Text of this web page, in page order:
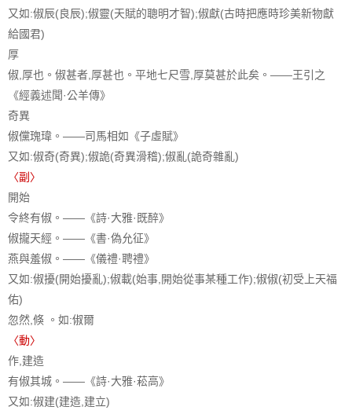
又如:俶辰(良辰);俶靈(天賦的聰明才智);俶獻(古時把應時珍美新物獻
給國君)
厚
俶,厚也。俶甚者,厚甚也。平地七尺雪,厚莫甚於此矣。——王引之
《經義述聞·公羊傳》
奇異
俶儻瑰瑋。——司馬相如《子虛賦》
又如:俶奇(奇異);俶詭(奇異滑稽);俶亂(詭奇雜亂)
〈副〉
開始
令終有俶。——《詩·大雅·既醉》
俶攏天經。——《書·偽允征》
燕與羞俶。——《儀禮·聘禮》
又如:俶擾(開始擾亂);俶載(始事,開始從事某種工作);俶俶(初受上天福
佑)
忽然,倏 。如:俶爾
〈動〉
作,建造
有俶其城。——《詩·大雅·菘高》
又如:俶建(建造,建立)